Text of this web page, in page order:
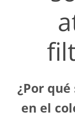
¿Por
en el